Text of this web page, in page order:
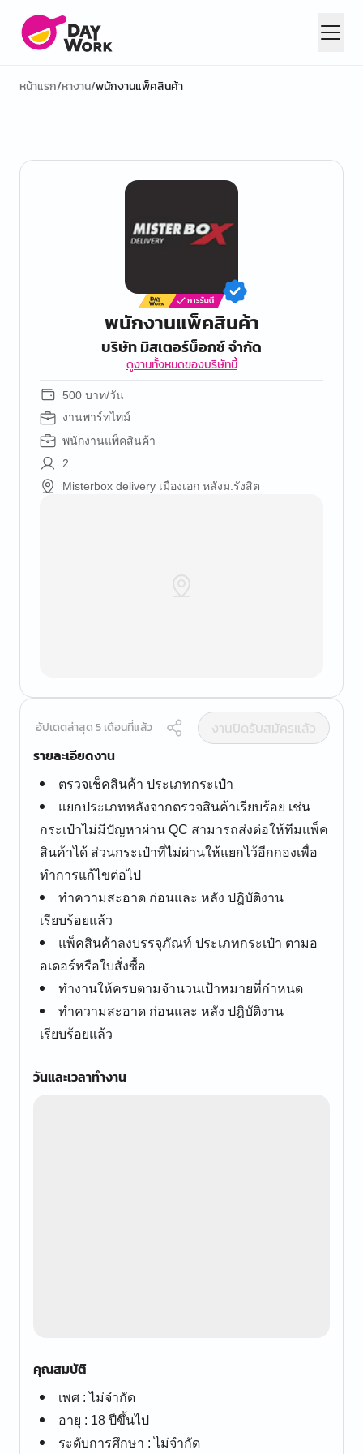
หน้าแรก/หางาน/พนักงานแพ็คสินค้า
พนักงานแพ็คสินค้า
บริษัท มิสเตอร์บ็อกซ์ จำกัด
ดูงานทั้งหมดของบริษัทนี้
500 บาท/วัน
งานพาร์ทไทม์
พนักงานแพ็คสินค้า
2
Misterbox delivery เมืองเอก หลังม.รังสิต
อัปเดตล่าสุด 5 เดือนที่แล้ว
งานปิดรับสมัครแล้ว
รายละเอียดงาน
ตรวจเช็คสินค้า ประเภทกระเป๋า
แยกประเภทหลังจากตรวจสินค้าเรียบร้อย เช่น
กระเป๋าไม่มีปัญหาผ่าน QC สามารถส่งต่อให้ทีมแพ็ค
สินค้าได้ ส่วนกระเป๋าที่ไม่ผ่านให้แยกไว้อีกกองเพื่อ
ทำการแก้ไขต่อไป
ทำความสะอาด ก่อนและ หลัง ปฎิบัติงาน
เรียบร้อยแล้ว
แพ็คสินค้าลงบรรจุภัณท์ ประเภทกระเป๋า ตามอ
อเดอร์หรือใบสั่งซื้อ
ทำงานให้ครบตามจำนวนเป้าหมายที่กำหนด
ทำความสะอาด ก่อนและ หลัง ปฎิบัติงาน
เรียบร้อยแล้ว
วันและเวลาทำงาน
คุณสมบัติ
เพศ : ไม่จำกัด
อายุ : 18 ปีขึ้นไป
ระดับการศึกษา : ไม่จำกัด